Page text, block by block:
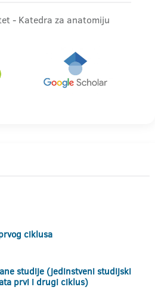
- Katedra za anatomiju
ciklusa
studije (jedinstveni studijski
prvi i drugi ciklus)